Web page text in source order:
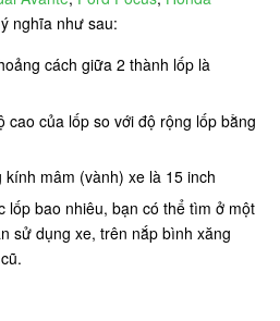
nghĩa như sau:
cách giữa 2 thành lốp là
cao của lốp so với độ rộng lốp bằng
mâm (vành) xe là 15 inch
lốp bao nhiêu, bạn có thể tìm ở một
sử dụng xe, trên nắp bình xăng